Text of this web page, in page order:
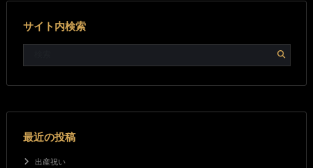
サイト内検索
最近の投稿
出産祝い